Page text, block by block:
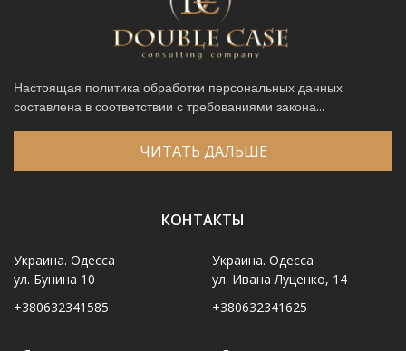
Настоящая политика обработки персональных данных
составлена в соответствии с требованиями закона...
ЧИТАТЬ ДАЛЬШЕ
КОНТАКТЫ
Украина. Одесса
ул. Бунина 10
+380632341585
Украина. Одесса
ул. Ивана Луценко, 14
+380632341625